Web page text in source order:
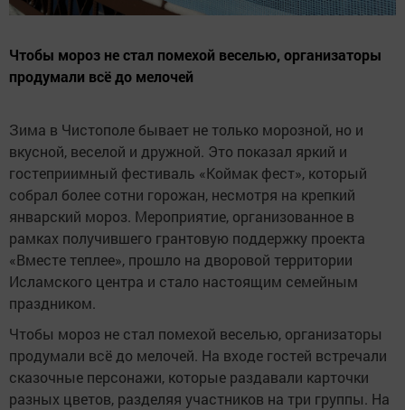
Чтобы мороз не стал помехой веселью, организаторы
продумали всё до мелочей
Зима в Чистополе бывает не только морозной, но и
вкусной, веселой и дружной. Это показал яркий и
гостеприимный фестиваль «Коймак фест», который
собрал более сотни горожан, несмотря на крепкий
январский мороз. Мероприятие, организованное в
рамках получившего грантовую поддержку проекта
«Вместе теплее», прошло на дворовой территории
Исламского центра и стало настоящим семейным
праздником.
Чтобы мороз не стал помехой веселью, организаторы
продумали всё до мелочей. На входе гостей встречали
сказочные персонажи, которые раздавали карточки
разных цветов, разделяя участников на три группы. На